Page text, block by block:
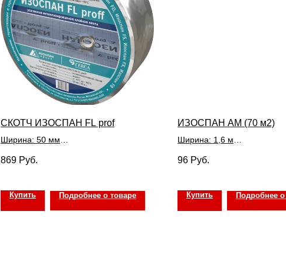
СКОТЧ ИЗОСПАН FL prof
Ширина: 50 мм
материала: От -40° С до + 80° С
869 Руб.
Купить Подробнее о товаре
ИЗОСПАН АМ (70 м2)
Ширина: 1,6 м
Температурный диапазон
Цена указана за 1 м2
96 Руб.
Купить Подробнее о